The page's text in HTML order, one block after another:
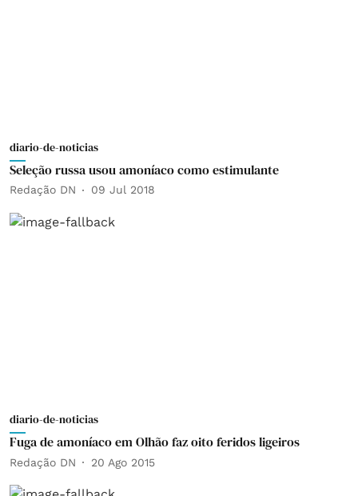
diario-de-noticias
Seleção russa usou amoníaco como estimulante
Redação DN 09 Jul 2018
diario-de-noticias
Fuga de amoníaco em Olhão faz oito feridos ligeiros
Redação DN 20 Ago 2015